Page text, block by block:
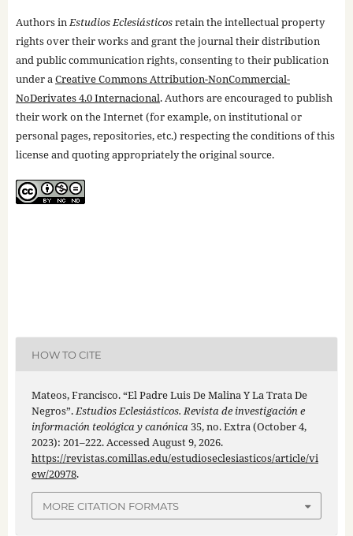
Authors inEstudios Eclesiásticosretain the intellectual property
rights over their works and grant the journal their distribution
and public communication rights, consenting to their publication
under aCreative Commons Attribution-NonCommercial-
NoDerivates 4.0 Internacional. Authors are encouraged to publish
their work on the Internet (for example, on institutional or
personal pages, repositories, etc.) respecting the conditions of this
license and quoting appropriately the original source.
HOW TO CITE
Mateos, Francisco. “El Padre Luis De Malina Y La Trata De
Negros”.Estudios Eclesiásticos. Revista de investigación e
información teológica y canónica35, no. Extra (October 4,
2023): 201–222. Accessed August 9, 2026.
https://revistas.comillas.edu/estudioseclesiasticos/article/vi
ew/20978.
MORE CITATION FORMATS